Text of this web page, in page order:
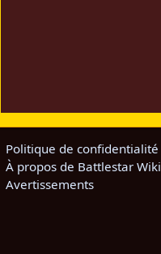
Politique de confidentialité
À propos de Battlestar Wiki
Avertissements